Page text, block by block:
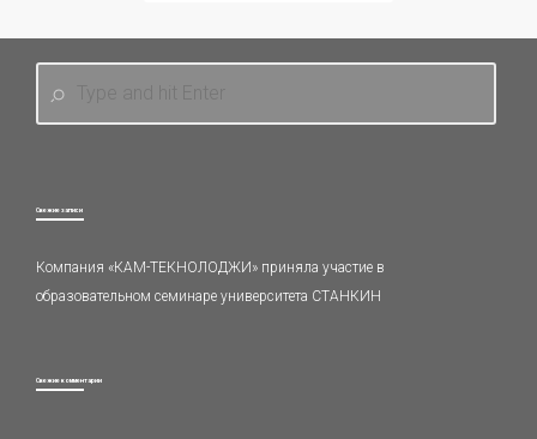
Свежие записи
Компания «КАМ-ТЕКНОЛОДЖИ» приняла участие в
образовательном семинаре университета СТАНКИН
Свежие комментарии